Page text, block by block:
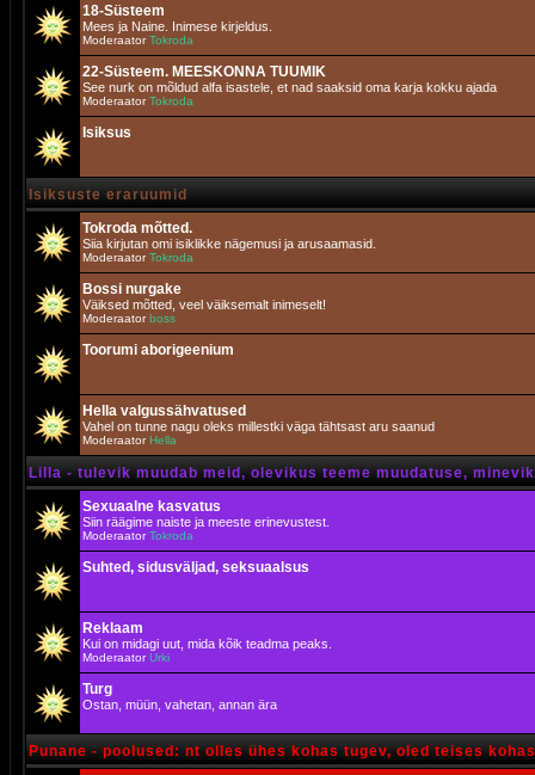
18-Süsteem
Mees ja Naine. Inimese kirjeldus.
ModeraatorTokroda
22-Süsteem. MEESKONNA TUUMIK
See nurk on mõldud alfa isastele, et nad saaksid oma karja kokku ajada
ModeraatorTokroda
Isiksus
Isiksuste eraruumid
Tokroda mõtted.
Siia kirjutan omi isiklikke nägemusi ja arusaamasid.
ModeraatorTokroda
Bossi nurgake
Väiksed mõtted, veel väiksemalt inimeselt!
Moderaatorboss
Toorumi aborigeenium
Hella valgussähvatused
Vahel on tunne nagu oleks millestki väga tähtsast aru saanud
Moderaator Hella
Lilla - tulevik muudab meid, olevikus teeme muudatuse,
Sexuaalne kasvatus
Siin räägime naiste ja meeste erinevustest.
ModeraatorTokroda
Suhted, sidusväljad, seksuaalsus
Reklaam
Kui on midagi uut, mida kõik teadma peaks.
ModeraatorUrki
Turg
Ostan, müün, vahetan, annan ära
Punane - poolused: nt olles ühes kohas tugev, oled teises